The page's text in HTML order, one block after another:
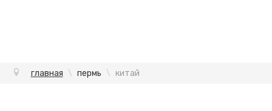
главная \ пермь \ китай